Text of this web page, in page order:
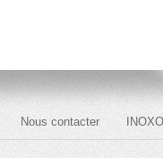
Nous contacter INOXO